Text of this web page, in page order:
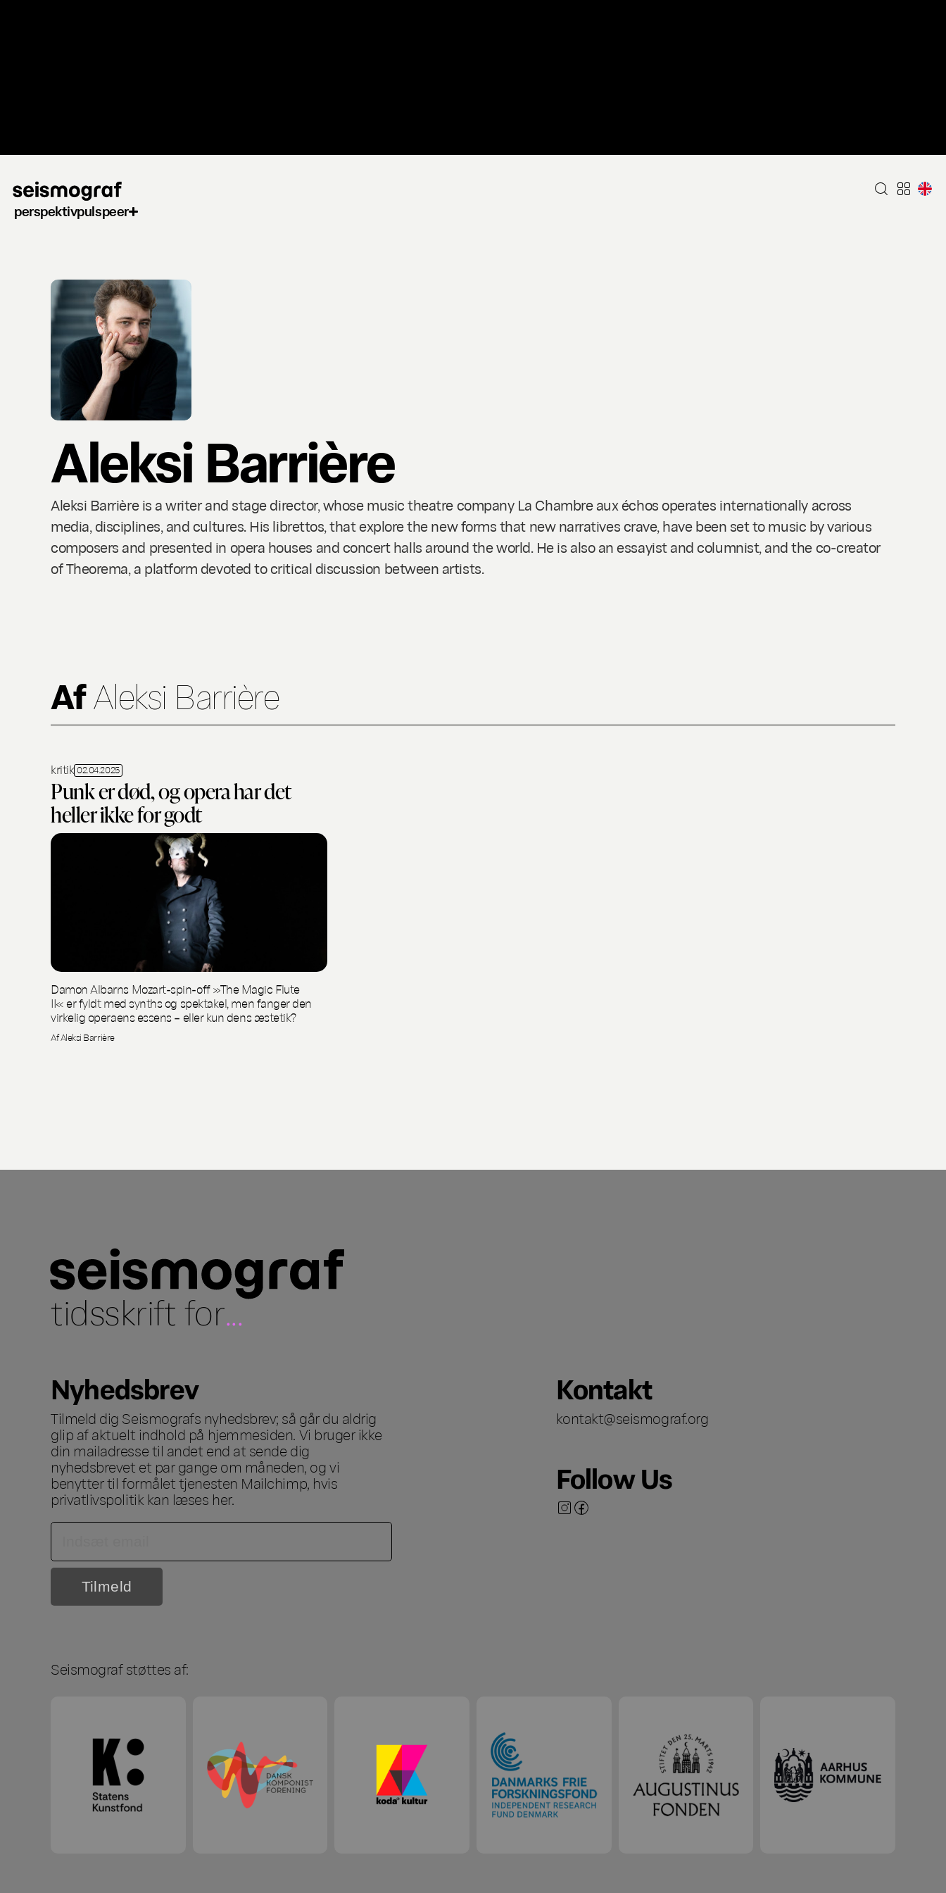
perspektivpulspeer
Aleksi Barrière
Aleksi Barrière is a writer and stage director, whose music theatre company La Chambre aux échos operates internationally across
media, disciplines, and cultures. His librettos, that explore the new forms that new narratives crave, have been set to music by various
composers and presented in opera houses and concert halls around the world. He is also an essayist and columnist, and the co-creator
of Theorema, a platform devoted to critical discussion between artists.
AfAleksi Barrière
kritik 02.04.2025
Punk er død, og opera har det
heller ikke for godt
Damon Albarns Mozart-spin-off »The Magic Flute
II« er fyldt med synths og spektakel, men fanger den
virkelig operaens essens – eller kun dens æstetik?
Af Aleksi Barrière
tidsskrift for...
Nyhedsbrev
Tilmeld dig Seismografs nyhedsbrev; så går du aldrig
glip af aktuelt indhold på hjemmesiden. Vi bruger ikke
din mailadresse til andet end at sende dig
nyhedsbrevet et par gange om måneden, og vi
benytter til formålet tjenesten Mailchimp, hvis
privatlivspolitik kan læses her.
Kontakt
kontakt@seismograf.org
Follow Us
Seismograf støttes af: